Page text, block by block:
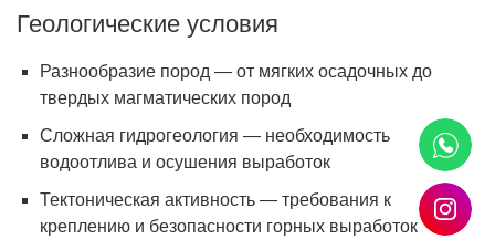
Геологические условия
Разнообразие пород — от мягких осадочных до
твердых магматических пород
Сложная гидрогеология — необходимость
водоотлива и осушения выработок
Тектоническая активность — требования к
креплению и безопасности горных выработок